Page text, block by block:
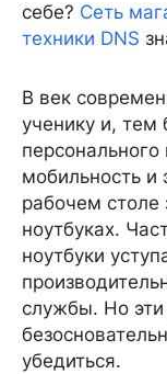
себе? Сеть
техники DNS
В век
ученику и, тем
мобильность и
рабочем столе
ноутбуках.
ноутбуки
службы. Но
убедиться.